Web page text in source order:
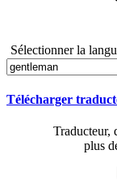
Sélectionner la
Télécharger
Traducteur,
plus